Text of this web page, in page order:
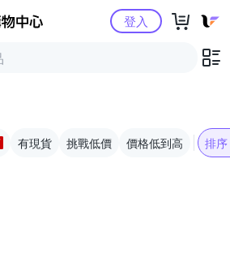
Yahoo購物中心登入
有現貨 挑戰低價 價格低到高 排序